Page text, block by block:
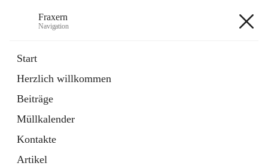
Fraxern
Navigation
Start
Herzlich willkommen
Beiträge
Müllkalender
Kontakte
Artikel
Ordner
in
Tab
Formulare
Artikel
öffnet
in
neuem
Tab